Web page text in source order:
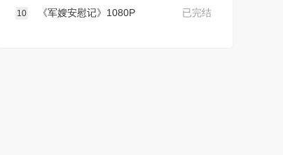
已完结
10 《军嫂安慰记》1080P